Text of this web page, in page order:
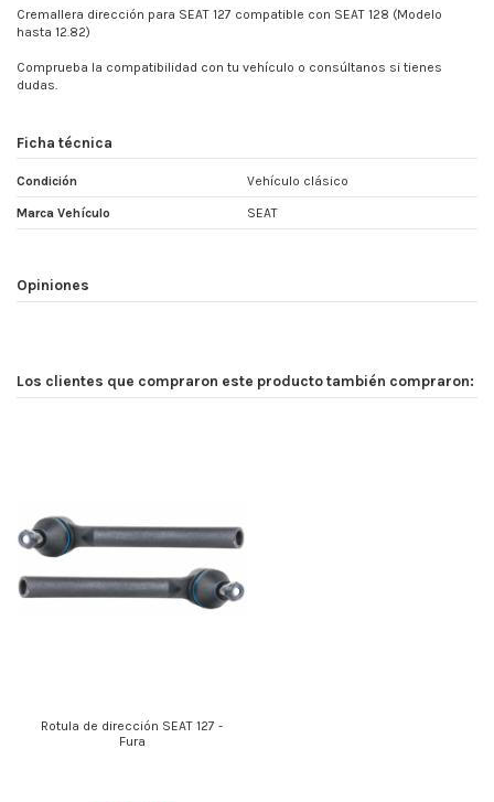
Cremallera dirección para SEAT 127 compatible con SEAT 128 (Modelo
hasta 12.82)
Comprueba la compatibilidad con tu vehículo o consúltanos si tienes
dudas.
Ficha técnica
Condición Vehículo clásico
Marca Vehículo SEAT
Opiniones
Los clientes que compraron este producto también compraron:
Rotula de dirección SEAT 127 -
Fura